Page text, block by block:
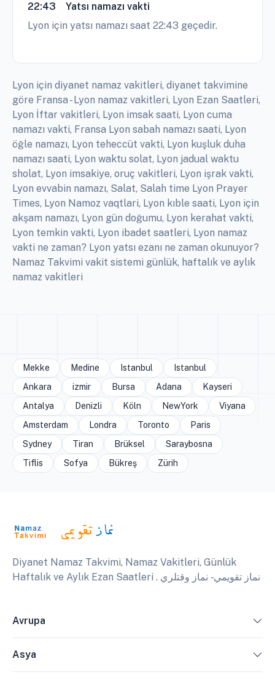
22:43
Yatsı namazı vakti
Lyon için yatsı namazı saat 22:43 geçedir.
Lyon için diyanet namaz vakitleri, diyanet takvimine
göre Fransa - Lyon namaz vakitleri, Lyon Ezan Saatleri,
Lyon İftar vakitleri, Lyon imsak saati, Lyon cuma
namazı vakti, Fransa Lyon sabah namazı saati, Lyon
öğle namazı, Lyon teheccüt vakti, Lyon kuşluk duha
namazı saati, Lyon waktu solat, Lyon jadual waktu
sholat, Lyon imsakiye, oruç vakitleri, Lyon işrak vakti,
Lyon evvabin namazı, Salat, Salah time Lyon Prayer
Times, Lyon Namoz vaqtlari, Lyon kıble saati, Lyon için
akşam namazı, Lyon gün doğumu, Lyon kerahat vakti,
Lyon temkin vakti, Lyon ibadet saatleri, Lyon namaz
vakti ne zaman? Lyon yatsı ezanı ne zaman okunuyor?
Namaz Takvimi vakit sistemi günlük, haftalık ve aylık
namaz vakitleri
Mekke Medine Istanbul
Istanbul
Ankara
izmir Bursa Adana
Kayseri
Antalya
Denizli Köln NewYork
Viyana
Amsterdam
Londra Toronto
Paris
Sydney
Tiran Brüksel
Saraybosna
Tiflis
Sofya Bükreş Zürih
Diyanet Namaz Takvimi, Namaz Vakitleri, Günlük
Haftalık ve Aylık Ezan Saatleri . نماز تقويمي - نماز وقتلري
Avrupa
Asya